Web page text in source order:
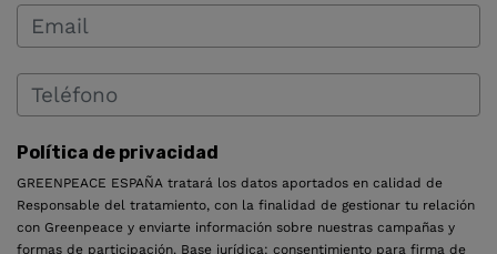
Política de privacidad
GREENPEACE ESPAÑA tratará los datos aportados en calidad de
Responsable del tratamiento, con la finalidad de gestionar tu relación
con Greenpeace y enviarte información sobre nuestras campañas y
formas de participación. Base jurídica: consentimiento para firma de